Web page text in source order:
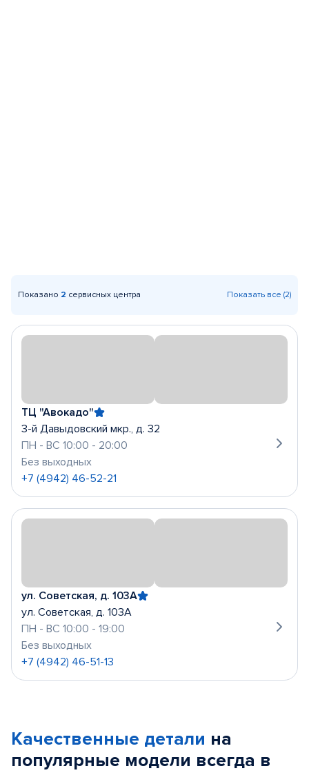
Показано 2 сервисных центра Показать все (2)
ТЦ "Авокадо"
3-й Давыдовский мкр., д. 32
ПН - ВС 10:00 - 20:00
Без выходных
+7 (4942) 46-52-21
ул. Советская, д. 103А
ул. Советская, д. 103А
ПН - ВС 10:00 - 19:00
Без выходных
+7 (4942) 46-51-13
Качественные детали на
популярные модели всегда в